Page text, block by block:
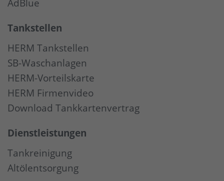
AdBlue
Tankstellen
HERM Tankstellen
SB-Waschanlagen
HERM-Vorteilskarte
HERM Firmenvideo
Download Tankkartenvertrag
Dienstleistungen
Tankreinigung
Altölentsorgung